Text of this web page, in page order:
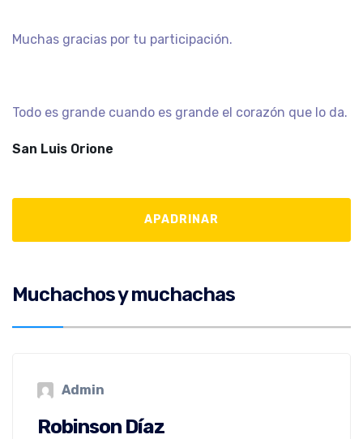
Muchas gracias por tu participación.
Todo es grande cuando es grande el corazón que lo da.
San Luis Orione
Muchachos y muchachas
Admin
Robinson Díaz